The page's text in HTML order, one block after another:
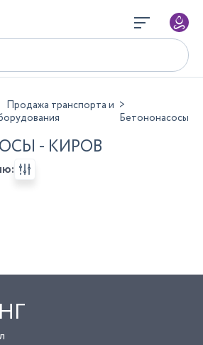
Продажа транспорта и
Бетононасосы
- КИРОВ